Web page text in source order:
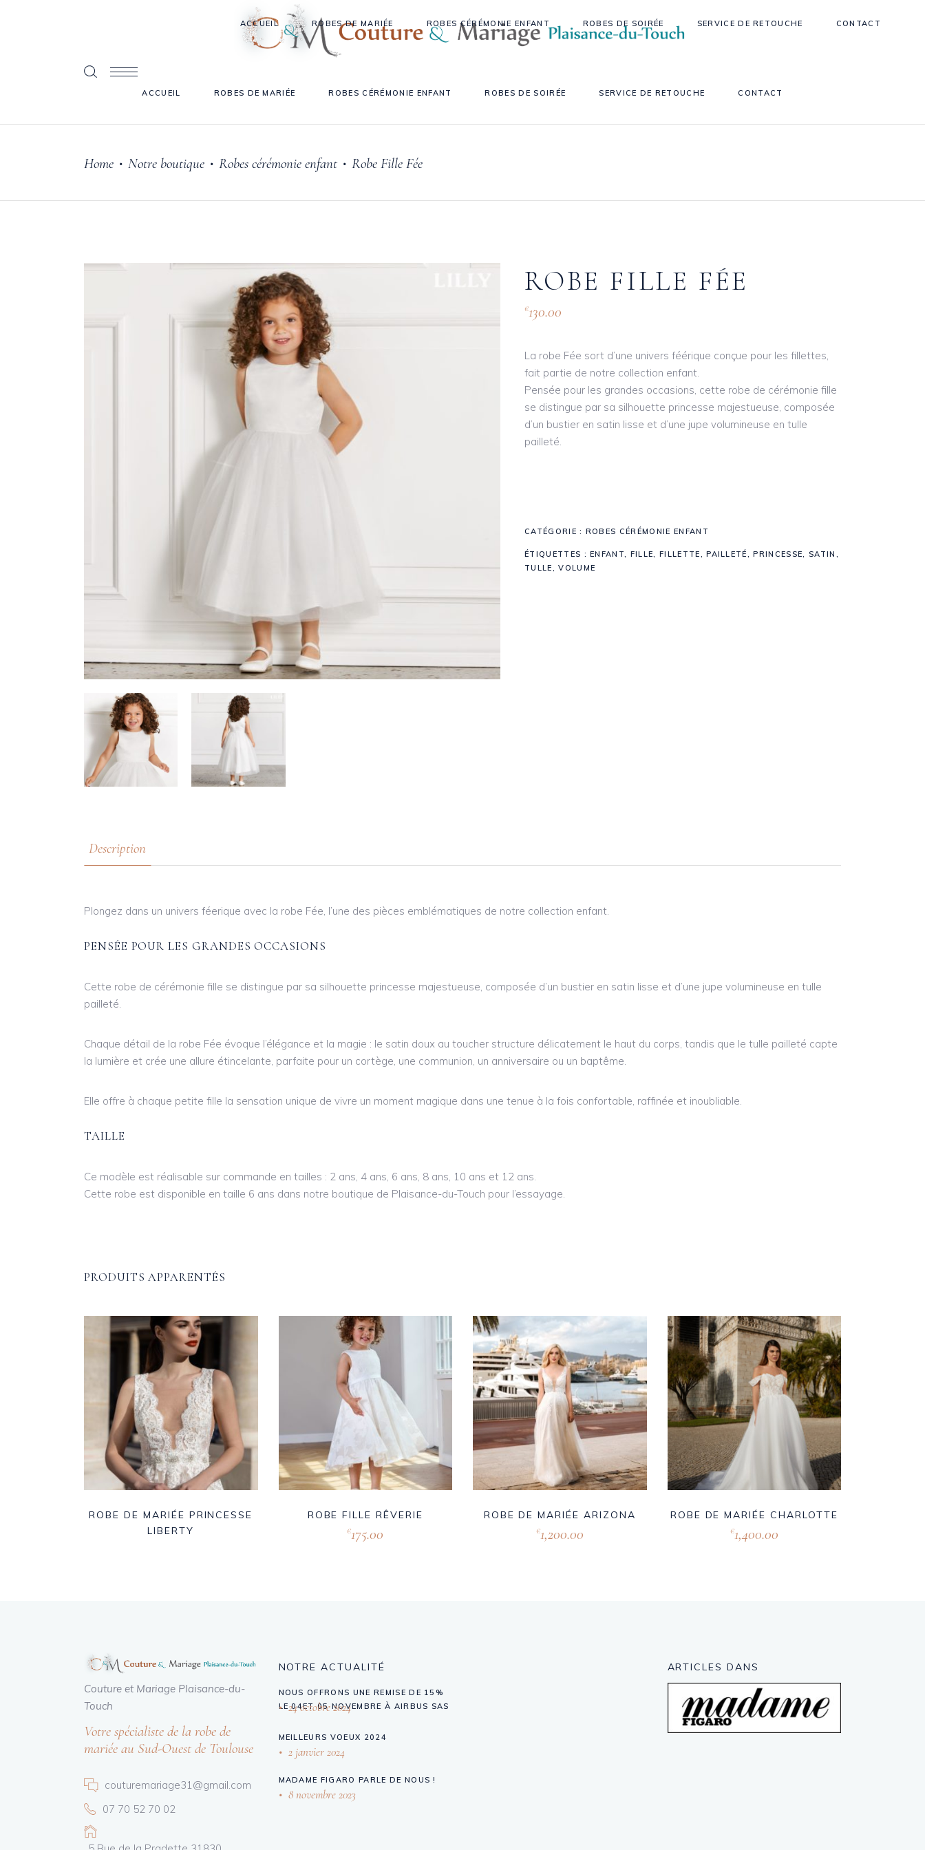
ACCUEIL ROBES DE MARIÉE ROBES CÉRÉMONIE ENFANT ROBES DE SOIRÉE SERVICE DE RETOUCHE CONTACT
ACCUEIL ROBES DE MARIÉE ROBES CÉRÉMONIE ENFANT ROBES DE SOIRÉE SERVICE DE RETOUCHE CONTACT
Home • Notre boutique • Robes cérémonie enfant • Robe Fille Fée
ROBE FILLE FÉE
€130.00
La robe Fée sort d’une univers féérique conçue pour les fillettes,
fait partie de notre collection enfant.
Pensée pour les grandes occasions, cette robe de cérémonie fille
se distingue par sa silhouette princesse majestueuse, composée
d’un bustier en satin lisse et d’une jupe volumineuse en tulle
pailleté.
CATÉGORIE : ROBES CÉRÉMONIE ENFANT
ÉTIQUETTES :ENFANT, FILLE, FILLETTE,PAILLETÉ,PRINCESSE, SATIN ,
TULLE,VOLUME
Description
Plongez dans un univers féerique avec la robe Fée, l’une des pièces emblématiques de notre collection enfant.
PENSÉE POUR LES GRANDES OCCASIONS
Cette robe de cérémonie fille se distingue par sa silhouette princesse majestueuse, composée d’un bustier en satin lisse et d’une jupe volumineuse en tulle
pailleté.
Chaque détail de la robe Fée évoque l’élégance et la magie : le satin doux au toucher structure délicatement le haut du corps, tandis que le tulle pailleté capte
la lumière et crée une allure étincelante, parfaite pour un cortège, une communion, un anniversaire ou un baptême.
Elle offre à chaque petite fille la sensation unique de vivre un moment magique dans une tenue à la fois confortable, raffinée et inoubliable.
TAILLE
Ce modèle est réalisable sur commande en tailles : 2 ans, 4 ans, 6 ans, 8 ans, 10 ans et 12 ans.
Cette robe est disponible en taille 6 ans dans notre boutique de Plaisance-du-Touch pour l’essayage.
PRODUITS APPARENTÉS
ROBE DE MARIÉE PRINCESSE
LIBERTY
ROBE FILLE RÊVERIE
€175.00
ROBE DE MARIÉE ARIZONA
€1,200.00
ROBE DE MARIÉE CHARLOTTE
€1,400.00
Couture et Mariage Plaisance-du-
Touch
Votre spécialiste de la robe de
mariée au Sud-Ouest de Toulouse
couturemariage31@gmail.com
07 70 52 70 02
NOTRE ACTUALITÉ
NOUS OFFRONS UNE REMISE DE 15%
LE 04ET 05 NOVEMBRE À AIRBUS SAS
24 octobre 2024
MEILLEURS VOEUX 2024
2 janvier 2024
MADAME FIGARO PARLE DE NOUS !
8 novembre 2023
ARTICLES DANS